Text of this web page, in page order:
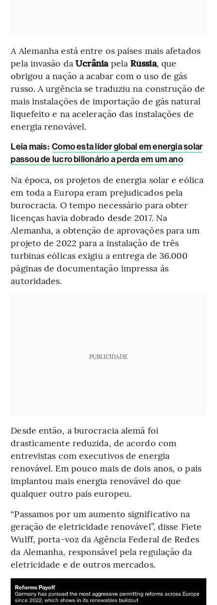
A Alemanha está entre os países mais afetados
pela invasão da Ucrânia pela Rússia, que
obrigou a nação a acabar com o uso de gás
russo. A urgência se traduziu na construção de
mais instalações de importação de gás natural
liquefeito e na aceleração das instalações de
energia renovável.
Leia mais: Como esta líder global em energia solar
passou de lucro bilionário a perda em um ano
Na época, os projetos de energia solar e eólica
em toda a Europa eram prejudicados pela
burocracia. O tempo necessário para obter
licenças havia dobrado desde 2017. Na
Alemanha, a obtenção de aprovações para um
projeto de 2022 para a instalação de três
turbinas eólicas exigiu a entrega de 36.000
páginas de documentação impressa às
autoridades.
PUBLICIDADE
Desde então, a burocracia alemã foi
drasticamente reduzida, de acordo com
entrevistas com executivos de energia
renovável. Em pouco mais de dois anos, o país
implantou mais energia renovável do que
qualquer outro país europeu.
“Passamos por um aumento significativo na
geração de eletricidade renovável”, disse Fiete
Wulff, porta-voz da Agência Federal de Redes
da Alemanha, responsável pela regulação da
eletricidade e de outros mercados.